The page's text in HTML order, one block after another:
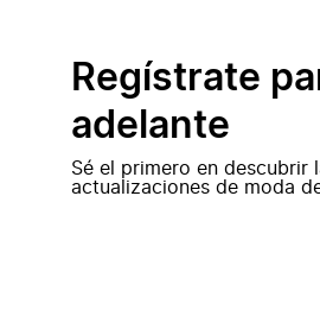
Regístrate
adelante
Sé el primero en descubrir
actualizaciones de moda